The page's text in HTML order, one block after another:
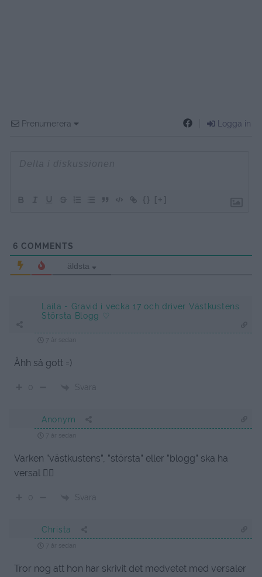
Prenumerera Logga in
{} [+]
6 COMMENTS
äldsta
Laila - Gravid i vecka 17 och driver Västkustens
Största Blogg ♡
Åhh så gott =)
Svara
Anonym
Varken ”västkustens”, ”största” eller ”blogg” ska ha
versal 👍🏻
Svara
Christa
Tror nog att hon har skrivit det medvetet med versaler